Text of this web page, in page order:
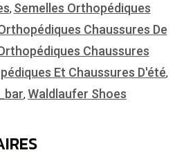
, Semelles Orthopédiques
Chaussures De
Chaussures
Et Chaussures D'été,
, Waldlaufer Shoes